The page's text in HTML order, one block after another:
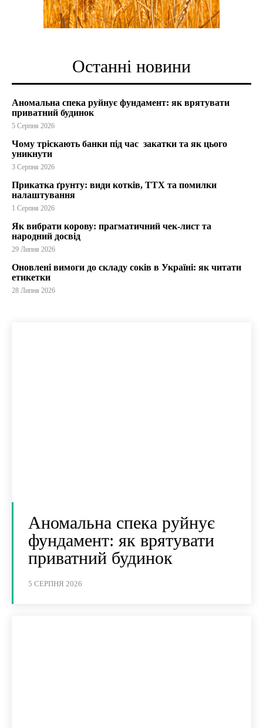
Останні новини
Аномальна спека руйнує фундамент: як врятувати
приватний будинок
5 Серпня 2026
Чому тріскають банки під час закатки та як цього
уникнути
3 Серпня 2026
Прикатка ґрунту: види котків, ТТХ та помилки
налаштування
1 Серпня 2026
Як вибрати корову: прагматичний чек-лист та
народний досвід
29 Липня 2026
Оновлені вимоги до складу соків в Україні: як читати
етикетки
28 Липня 2026
Аномальна спека руйнує
фундамент: як врятувати
приватний будинок
5 СЕРПНЯ 2026